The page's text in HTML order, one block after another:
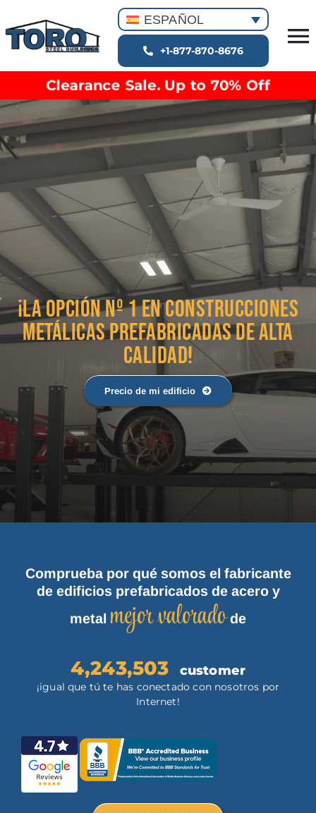
to
content
Tipos de edificios
Proyectos especiales
liquidación
Opciones y acabados
Recursos
Sobre nosotros
ESPAÑOL
+1-877-870-8676
Clearance Sale. Up to 70% Off
¡LA OPCIÓN Nº 1 EN CONSTRUCCIONES
METÁLICAS PREFABRICADAS DE ALTA
CALIDAD!
Precio de mi edificio
Comprueba por qué somos el fabricante
de edificios prefabricados de acero y
metal mejor valoradode
4,243,503 customer
¡igual que tú te has conectado con nosotros por
Internet!